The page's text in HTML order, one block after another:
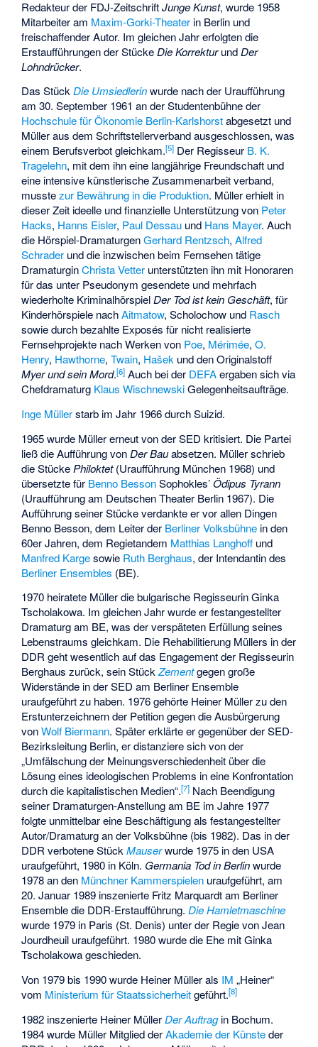
Redakteur der FDJ-ZeitschriftJunge Kunst, wurde 1958
Mitarbeiter am Maxim-Gorki-Theater in Berlin und
freischaffender Autor. Im gleichen Jahr erfolgten die
Erstaufführungen der StückeDie KorrekturundDer
Lohndrücker.
Das StückDie Umsiedlerinwurde nach der Uraufführung
am 30. September 1961 an der Studentenbühne der
Hochschule für Ökonomie Berlin-Karlshorstabgesetzt und
Müller aus dem Schriftstellerverband ausgeschlossen, was
einem Berufsverbot gleichkam.[5] Der Regisseur B. K.
Tragelehn, mit dem ihn eine langjährige Freundschaft und
eine intensive künstlerische Zusammenarbeit verband,
musstezur Bewährung in die Produktion. Müller erhielt in
dieser Zeit ideelle und finanzielle Unterstützung von Peter
Hacks, Hanns Eisler, Paul Dessau und Hans Mayer. Auch
die Hörspiel-DramaturgenGerhard Rentzsch,Alfred
Schrader und die inzwischen beim Fernsehen tätige
DramaturginChrista Vetter unterstützten ihn mit Honoraren
für das unter Pseudonym gesendete und mehrfach
wiederholte KriminalhörspielDer Tod ist kein Geschäft, für
Kinderhörspiele nachAitmatow,Scholochow und Rasch
sowie durch bezahlte Exposés für nicht realisierte
Fernsehprojekte nach Werken von Poe, Mérimée,O.
Henry, Hawthorne,Twain, Hašek und den Originalstoff
Myer und sein Mord.[6] Auch bei der DEFAergaben sich via
Chefdramaturg Klaus WischnewskiGelegenheitsaufträge.
Inge Müllerstarb im Jahr 1966 durch Suizid.
1965 wurde Müller erneut von der SED kritisiert. Die Partei
ließ die Aufführung vonDer Bauabsetzen. Müller schrieb
die Stücke Philoktet(Uraufführung München 1968) und
übersetzte für Benno BessonSophokles’Ödipus Tyrann
(Uraufführung am Deutschen Theater Berlin 1967). Die
Aufführung seiner Stücke verdankte er vor allen Dingen
Benno Besson, dem Leiter der Berliner Volksbühne in den
60er Jahren, dem Regietandem Matthias Langhoff und
Manfred Kargesowie Ruth Berghaus, der Intendantin des
Berliner Ensembles (BE).
1970 heiratete Müller die bulgarische Regisseurin Ginka
Tscholakowa. Im gleichen Jahr wurde er festangestellter
Dramaturg am BE, was der verspäteten Erfüllung seines
Lebenstraums gleichkam. Die Rehabilitierung Müllers in der
DDR geht wesentlich auf das Engagement der Regisseurin
Berghaus zurück, sein StückZementgegen große
Widerstände in der SED am Berliner Ensemble
uraufgeführt zu haben. 1976 gehörte Heiner Müller zu den
Erstunterzeichnern der Petition gegen die Ausbürgerung
vonWolf Biermann. Später erklärte er gegenüber derSED-
Bezirksleitung Berlin, er distanziere sich von der
„Umfälschung der Meinungsverschiedenheit über die
Lösung eines ideologischen Problems in eine Konfrontation
durch die kapitalistischen Medien“.[7] Nach Beendigung
seiner Dramaturgen-Anstellung am BE im Jahre 1977
folgte unmittelbar eine Beschäftigung als festangestellter
Autor/Dramaturg an der Volksbühne (bis 1982). Das in der
DDR verbotene StückMauserwurde 1975 in den USA
uraufgeführt, 1980 in Köln. Germania Tod in Berlinwurde
1978 an den Münchner Kammerspielen uraufgeführt, am
20. Januar 1989 inszenierte Fritz Marquardt am Berliner
Ensemble die DDR-Erstaufführung.Die Hamletmaschine
wurde 1979 in Paris (St. Denis) unter der Regie von Jean
Jourdheuil uraufgeführt. 1980 wurde die Ehe mit Ginka
Tscholakowa geschieden.
Von 1979 bis 1990 wurde Heiner Müller als IM „Heiner“
vom Ministerium für Staatssicherheitgeführt.[8]
1982 inszenierte Heiner MüllerDer Auftragin Bochum.
1984 wurde Müller Mitglied derAkademie der Künsteder